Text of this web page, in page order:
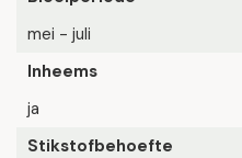
mei - juli
Inheems
ja
Stikstofbehoefte